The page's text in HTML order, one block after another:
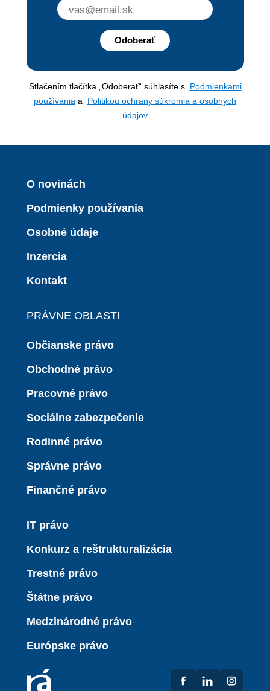
Odoberať
Stlačením tlačítka „Odoberať“ súhlasíte s Podmienkami
používania a Politikou ochrany súkromia a osobných
údajov
O novinách
Podmienky používania
Osobné údaje
Inzercia
Kontakt
PRÁVNE OBLASTI
Občianske právo
Obchodné právo
Pracovné právo
Sociálne zabezpečenie
Rodinné právo
Správne právo
Finančné právo
IT právo
Konkurz a reštrukturalizácia
Trestné právo
Štátne právo
Medzinárodné právo
Európske právo